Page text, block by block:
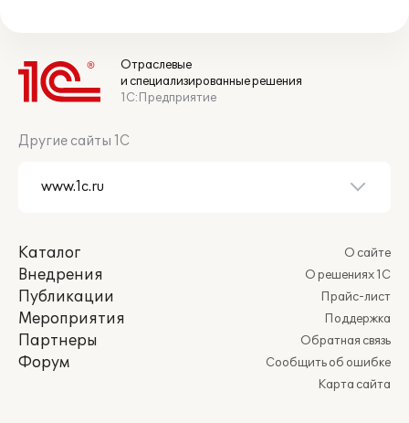
Отраслевые
и специализированные решения
1С:Предприятие
Другие сайты 1С
Каталог
Внедрения
Публикации
Мероприятия
Партнеры
Форум
О сайте
О решениях 1С
Прайс-лист
Поддержка
Обратная связь
Сообщить об ошибке
Карта сайта